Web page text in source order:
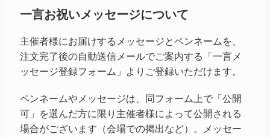
一言お祝いメッセージについて
主催者様にお届けするメッセージとペンネームを、
注文完了後の自動送信メールでご案内する「一言メ
ッセージ登録フォーム」よりご登録いただけます。
ペンネームやメッセージは、同フォーム上で「公開
可」を選んだ方に限り主催者様によって公開される
場合がございます（会場での掲出など）。メッセー